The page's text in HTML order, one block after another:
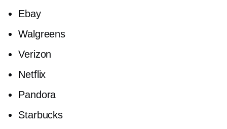
Ebay
Walgreens
Verizon
Netflix
Pandora
Starbucks